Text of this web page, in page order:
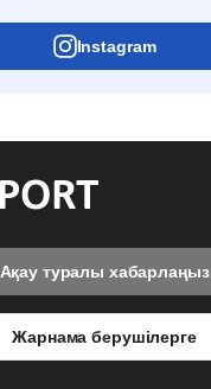
Instagram
Ақау туралы хабарлаңыз
Жарнама берушілерге